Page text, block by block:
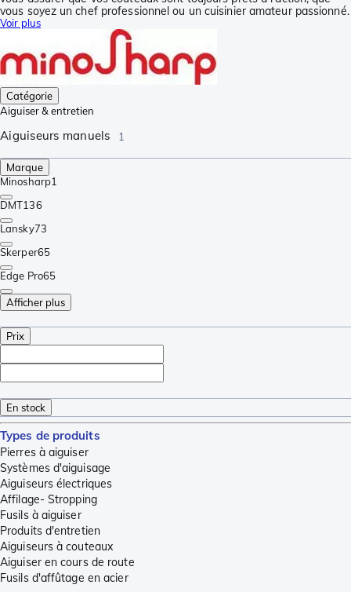
vous soyez un chef professionnel ou un cuisinier amateur passionné.
Voir plus
Catégorie
Aiguiser & entretien
Aiguiseurs manuels 1
Marque
Minosharp1
DMT136
Lansky73
Skerper65
Edge Pro65
Afficher plus
Prix
En stock
Types de produits
Pierres à aiguiser
Systèmes d'aiguisage
Aiguiseurs électriques
Affilage- Stropping
Fusils à aiguiser
Produits d'entretien
Aiguiseurs à couteaux
Aiguiser en cours de route
Fusils d'affûtage en acier